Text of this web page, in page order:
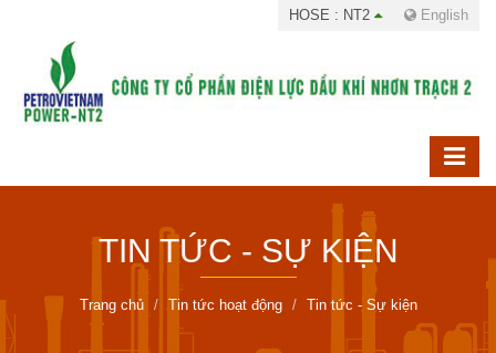
HOSE : NT2 English
TIN TỨC - SỰ KIỆN
Trang chủ Tin tức hoạt động Tin tức - Sự kiện